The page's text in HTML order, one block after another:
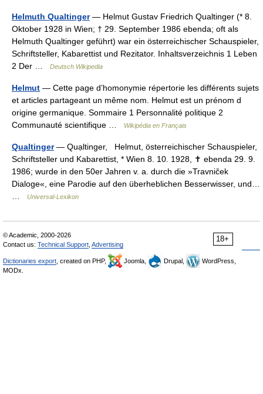
Helmuth Qualtinger— Helmut Gustav Friedrich Qualtinger (* 8.
Oktober 1928 in Wien; † 29. September 1986 ebenda; oft als
Helmuth Qualtinger geführt) war ein österreichischer Schauspieler,
Schriftsteller, Kabarettist und Rezitator. Inhaltsverzeichnis 1 Leben
2 Der …
Deutsch Wikipedia
Helmut — Cette page d’homonymie répertorie les différents sujets
et articles partageant un même nom. Helmut est un prénom d
origine germanique. Sommaire 1 Personnalité politique 2
Communauté scientifique …
Wikipédia en Français
Qualtinger— Quạltinger, Helmut, österreichischer Schauspieler,
Schriftsteller und Kabarettist, * Wien 8. 10. 1928, ✝ ebenda 29. 9.
1986; wurde in den 50er Jahren v. a. durch die »Travniček
Dialoge«, eine Parodie auf den überheblichen Besserwisser, und…
Universal-Lexikon
18+
© Academic, 2000-2026
Contact us: Technical Support Advertising
Dictionaries export , created on PHP, Joomla, Drupal,
WordPress,
MODx.